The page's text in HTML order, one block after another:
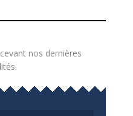
nos dernières